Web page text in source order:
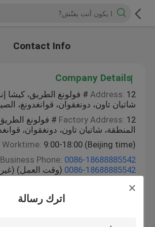
اترك رسالة
Contact Info
Company Details
Address: 12 # فولونغ الطريق، كيشا
شاتيان تاون، دونغقوان، قوانغدونغ،
Factory Address: 12 # فولونغ
المنطقة، شاتيان تاون، دونغقوان،
Worktime: 9:00-18:00 (Beijing time)
Business Phone: 0086-18688885542
0086-18688885542 (وقت العمل)
0086-769-82934996